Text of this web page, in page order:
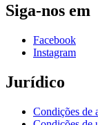
Siga-nos em
Facebook
Instagram
Jurídico
Condições de